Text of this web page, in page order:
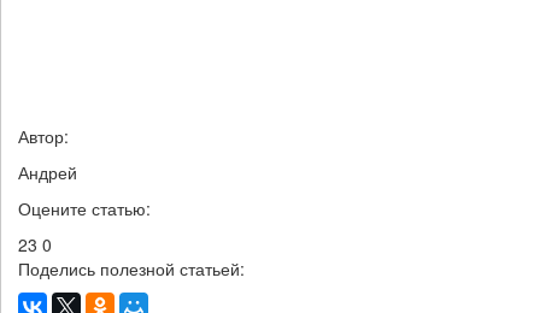
Автор:
Андрей
Оцените статью:
23 0
Поделись полезной статьей: